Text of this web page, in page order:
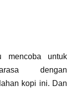
mencoba untuk
dengan
kopi ini. Dan